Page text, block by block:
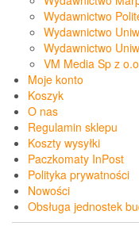
Wydawnictwo
Wydawnictwo
Wydawnictwo
VM Media Sp z
Moje konto
Koszyk
O nas
Regulamin sklepu
Koszty wysyłki
Paczkomaty InPost
Polityka prywatności
Nowości
Obsługa jednostek